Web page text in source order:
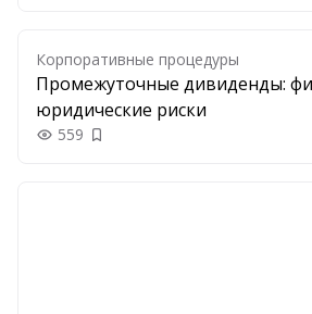
Корпоративные процедуры
Промежуточные дивиденды:
юридические риски
559 Добавить в закладки